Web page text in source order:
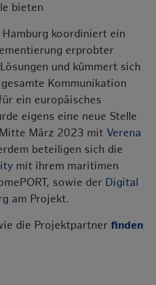
bieten
koordiniert ein
erprobter
und kümmert sich
Kommunikation
ein europäisches
eigens eine neue Stelle
März 2023 mit Verena
beteiligen sich die
mit ihrem maritimen
sowie der Digital
am Projekt.
die Projektpartner finden